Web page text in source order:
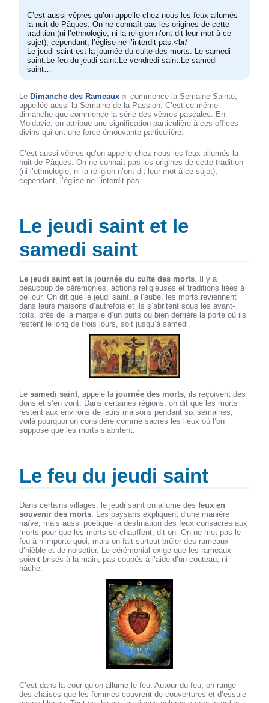
C’est aussi vêpres qu’on appelle chez nous les feux allumés
la nuit de Pâques. On ne connaît pas les origines de cette
tradition (ni l’ethnologie, ni la religion n’ont dit leur mot à ce
sujet), cependant, l’église ne l’interdit pas.<br/
Le jeudi saint est la journée du culte des morts. Le samedi
saint.Le feu du jeudi saint.Le vendredi saint.Le samedi
saint…
Le Dimanche des Rameaux
commence la Semaine Sainte,
appellée aussi la Semaine de la Passion. C’est ce même
dimanche que commence la série des vêpres pascales. En
Moldavie, on attribue une signification particulière à ces offices
divins qui ont une force émouvante particulière.
C’est aussi vêpres qu’on appelle chez nous les feux allumés la
nuit de Pâques. On ne connaît pas les origines de cette tradition
(ni l’ethnologie, ni la religion n’ont dit leur mot à ce sujet),
cependant, l’église ne l’interdit pas.
Le jeudi saint et le
samedi saint
Le jeudi saint est la journée du culte des morts . Il y a
beaucoup de cérémonies, actions religieuses et traditions liées à
ce jour. On dit que le jeudi saint, à l’aube, les morts reviennent
dans leurs maisons d’autrefois et ils s’abritent sous les avant-
toits, près de la margelle d’un puits ou bien derrière la porte où ils
restent le long de trois jours, soit jusqu’à samedi.
Lesamedi saint , appelé la journée des morts , ils reçoivent des
dons et s’en vont. Dans certaines régions, on dit que les morts
restent aux environs de leurs maisons pendant six semaines,
voilà pourquoi on considère comme sacrés les lieux où l’on
suppose que les morts s’abritent.
Le feu du jeudi saint
Dans certains villages, le jeudi saint on allume desfeux en
souvenir des morts . Les paysans expliquent d’une manière
naïve, mais aussi poétique la destination des feux consacrés aux
morts-pour que les morts se chauffent, dit-on. On ne met pas le
feu à n’importe quoi, mais on fait surtout brûler des rameaux
d’hièble et de noisetier. Le cérémonial exige que les rameaux
soient brisés à la main, pas coupés à l’aide d’un couteau, ni
hâche.
C’est dans la cour qu’on allume le feu. Autour du feu, on range
des chaises que les femmes couvrent de couvertures et d’essuie-